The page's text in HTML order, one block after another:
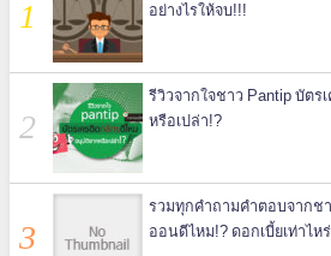
อย่างไรให้จบ!!!
รีวิวจากใจชาว Pantip บัต
หรือเปล่า!?
รวมทุกคำถามคำตอบจากช
ออนดีไหม!? ดอกเบี้ยเท่าไห